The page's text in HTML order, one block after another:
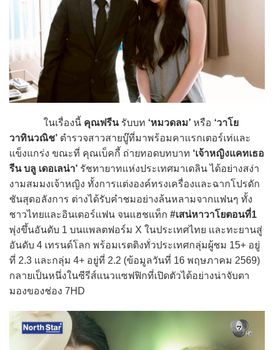
ในเรื่องนี้ คุณฟรีนรับบท ‘หมวดลม’ หรือ ‘วาโย
วาทินวณิช’ ตำรวจสาวสายบู๊ที่มาพร้อมคาแรกเตอร์เท่และ
แข็งแกร่ง ขณะที่ คุณเบ็คกี้ ถ่ายทอดบทบาท ‘เจ้าหญิงแคทเธอ
รีน บลู เดอเลน่า’ รัชทายาทแห่งประเทศมาเดลิน ได้อย่างสง่า
งามสมมงเจ้าหญิง ทั้งการแต่งองค์ทรงเครื่องและฉากโปรดัก
ชันสุดอลังการ ต่างได้รับคำชมอย่างล้นหลามจากแฟนๆ ทั้ง
ชาวไทยและอินเตอร์แฟน จนแฮชแท็ก #เสน่หาวาโยตอนที่1
พุ่งขึ้นอันดับ 1 บนแพลตฟอร์ม X ในประเทศไทย และทะยานสู่
อันดับ 4 เทรนด์โลก พร้อมเรตติงทั่วประเทศกลุ่มผู้ชม 15+ อยู่
ที่ 2.3 และกลุ่ม 4+ อยู่ที่ 2.2 (ข้อมูลวันที่ 16 พฤษภาคม 2569)
กลายเป็นหนึ่งในซีรีส์แนวแซฟฟิกที่เปิดตัวได้อย่างน่าจับตา
มองของช่อง 7HD